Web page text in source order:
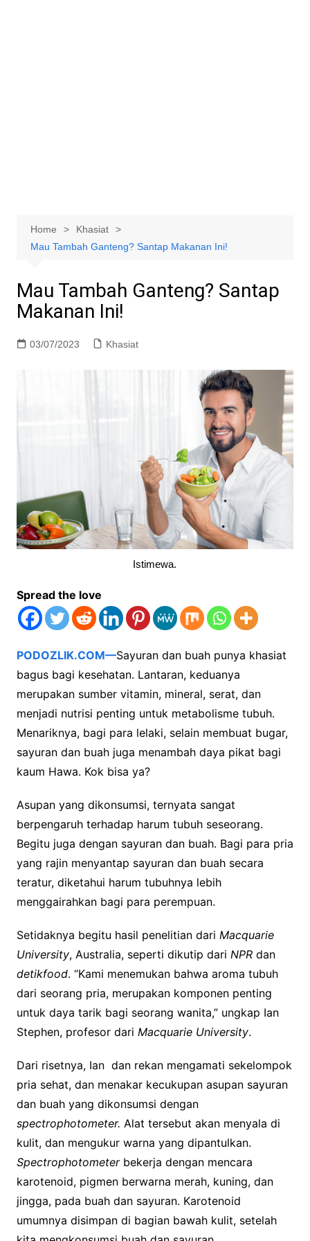
Home
Khasiat
Mau Tambah Ganteng? Santap Makanan Ini!
Mau Tambah Ganteng? Santap
Makanan Ini!
03/07/2023 Khasiat
Istimewa.
Spread the love
PODOZLIK.COM—Sayuran dan buah punya khasiat
bagus bagi kesehatan. Lantaran, keduanya
merupakan sumber vitamin, mineral, serat, dan
menjadi nutrisi penting untuk metabolisme tubuh.
Menariknya, bagi para lelaki, selain membuat bugar,
sayuran dan buah juga menambah daya pikat bagi
kaum Hawa. Kok bisa ya?
Asupan yang dikonsumsi, ternyata sangat
berpengaruh terhadap harum tubuh seseorang.
Begitu juga dengan sayuran dan buah. Bagi para pria
yang rajin menyantap sayuran dan buah secara
teratur, diketahui harum tubuhnya lebih
menggairahkan bagi para perempuan.
Setidaknya begitu hasil penelitian dari Macquarie
University, Australia, seperti dikutip dari NPRdan
detikfood. “Kami menemukan bahwa aroma tubuh
dari seorang pria, merupakan komponen penting
untuk daya tarik bagi seorang wanita,” ungkap Ian
Stephen, profesor dari Macquarie University.
Dari risetnya, Ian dan rekan mengamati sekelompok
pria sehat, dan menakar kecukupan asupan sayuran
dan buah yang dikonsumsi dengan
spectrophotometer. Alat tersebut akan menyala di
kulit, dan mengukur warna yang dipantulkan.
Spectrophotometerbekerja dengan mencara
karotenoid, pigmen berwarna merah, kuning, dan
jingga, pada buah dan sayuran. Karotenoid
umumnya disimpan di bagian bawah kulit, setelah